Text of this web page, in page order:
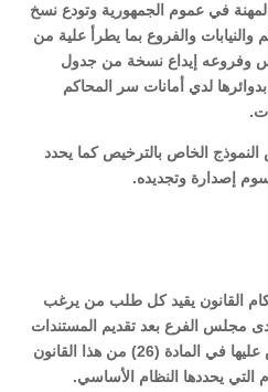
في عموم الجمهورية وتودع نسخ
والنيابات والفروع بما يطرأ علية من
وفروعه إيداع نسخة من جدول
لدي أمانات سر المحاكم
النموذج الخاص بالترخيص كما يحدد
إصدارة وتجديده.
بأحكام القانون يقيد كل طلب من يرغب
مجلس الفرع بعد تقديم المستندات
المثبتة لتوافر الشروط المنصوص عليها في المادة (26) من هذا القانون
يحددها النظام الأساسي.